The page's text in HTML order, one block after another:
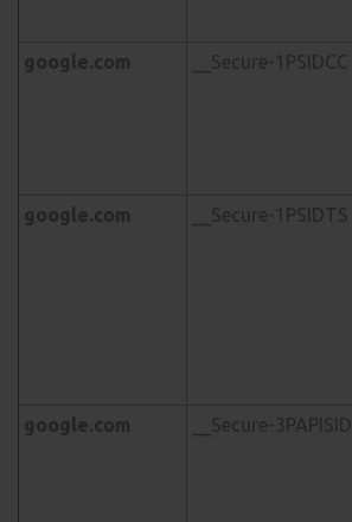
google.com
__Secure-1PSIDCC
google.com
__Secure-1PSIDTS
google.com
__Secure-3PAPISID